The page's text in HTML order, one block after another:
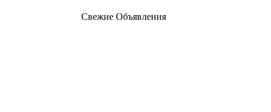
Свежие Объявления